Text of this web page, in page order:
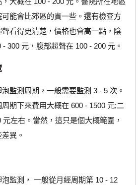
能會比郊區的貴一些。還有檢查方
看得更清楚，價格也會高一點，陰
300 元，腹部超聲在 100 - 200 元。
測周期，一般需要監測 3 - 5 次。
期下來費用大概在 600 - 1500 元;二
元左右。當然，這只是個大概範圍，
異。
測， 一般從月經周期第 10 - 12